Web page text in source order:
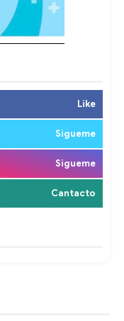
Like
Sigueme
Sigueme
Cantacto